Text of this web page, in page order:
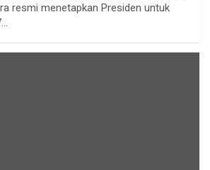
resmi menetapkan Presiden untuk